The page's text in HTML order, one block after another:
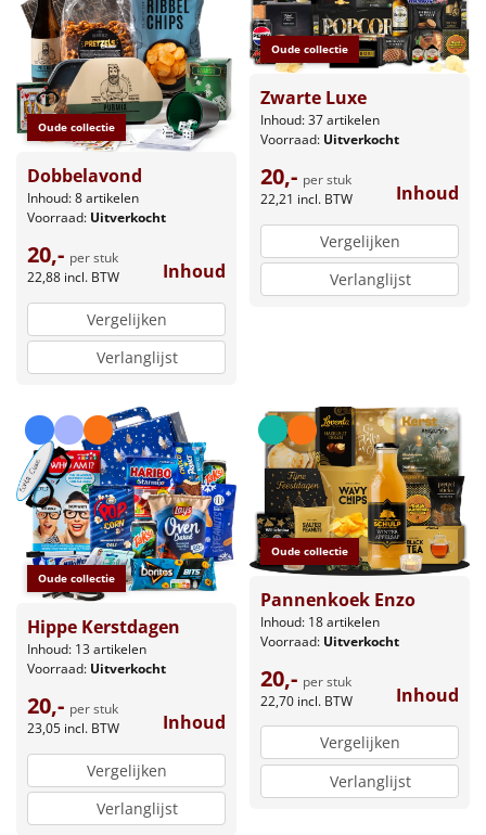
Oude collectie
Dobbelavond
Inhoud: 8 artikelen
Voorraad: Uitverkocht
20,- per stuk
22,88 incl. BTW Inhoud
Vergelijken
Verlanglijst
Oude collectie
Zwarte Luxe
Inhoud: 37 artikelen
Voorraad: Uitverkocht
20,- per stuk
22,21 incl. BTW Inhoud
Vergelijken
Verlanglijst
Oude collectie
Hippe Kerstdagen
Inhoud: 13 artikelen
Voorraad: Uitverkocht
20,- per stuk
23,05 incl. BTW Inhoud
Vergelijken
Verlanglijst
Oude collectie
Pannenkoek Enzo
Inhoud: 18 artikelen
Voorraad: Uitverkocht
20,- per stuk
22,70 incl. BTW Inhoud
Vergelijken
Verlanglijst